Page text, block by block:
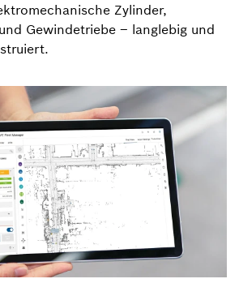
Zylinder,
Gewindetriebe – langlebig und